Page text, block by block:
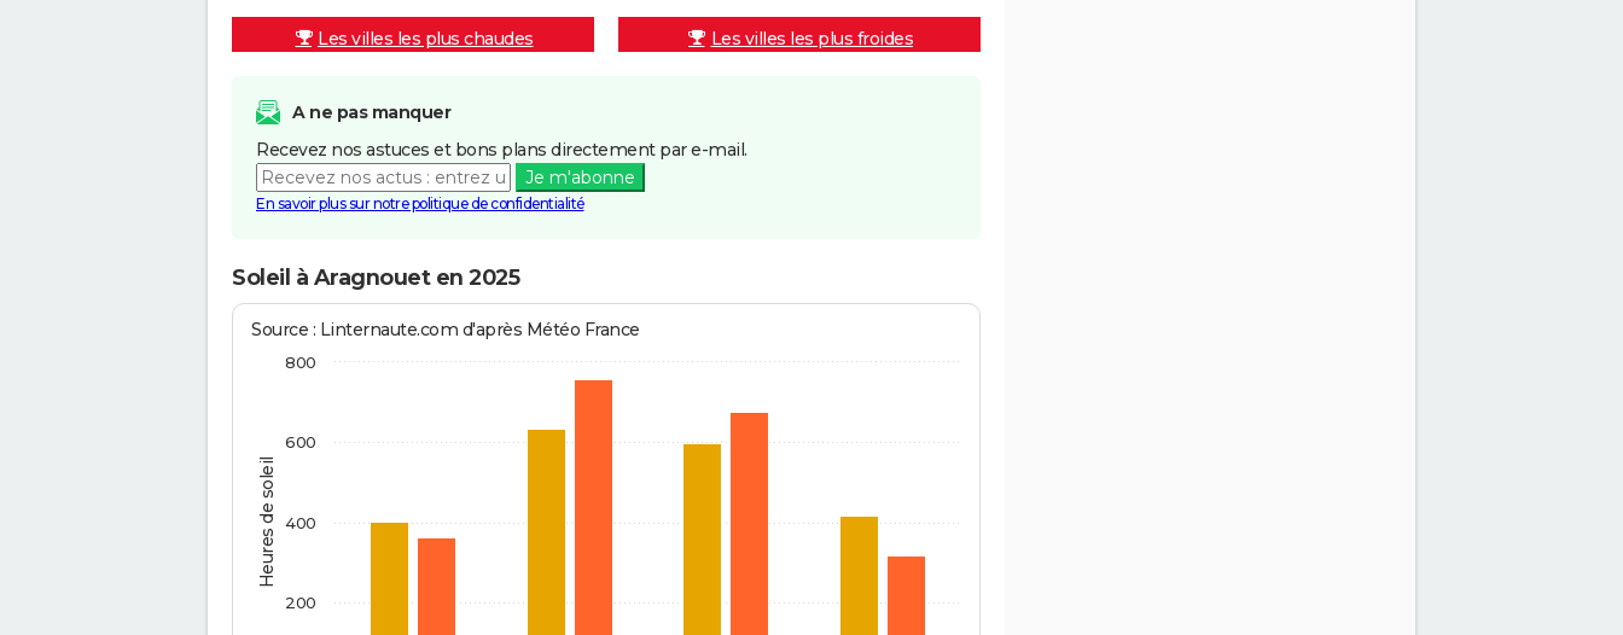
Les villes les plus chaudes Les villes les plus froides
A ne pas manquer
Recevez nos astuces et bons plans directement par e-mail.
Je m'abonne
En savoir plus sur notre politique de confidentialité
Soleil à Aragnouet en 2025
Heures de soleil
Source : Linternaute.com d'après Météo France
200
400
600
800